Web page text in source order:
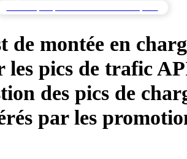
de montée en
les pics de trafic
des pics de
par les